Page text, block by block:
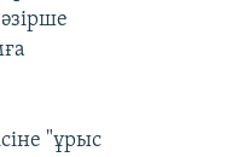
"ұрыс